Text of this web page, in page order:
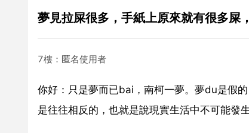
夢見拉屎很多，手紙上原來就有很多屎
7樓：匿名使用者
你好：只是夢而已bai，南柯一夢。夢du是假
是往往相反的，也就是說現實生活中不可能發生